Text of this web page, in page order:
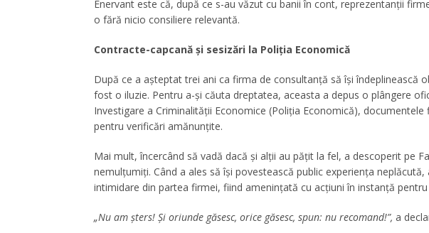
Enervant este că, după ce s-au văzut cu banii în cont, reprezentanții
o fără nicio consiliere relevantă.
Contracte-capcană și sesizări la Poliția Economică
După ce a așteptat trei ani ca firma de consultanță să își îndeplinească
fost o iluzie. Pentru a-și căuta dreptatea, aceasta a depus o plângere
Investigare a Criminalității Economice (Poliția Economică),
pentru verificări amănunțite.
Mai mult, încercând să vadă dacă și alții au pățit la fel, a descoperit pe
nemulțumiți. Când a ales să își povestească public experiența
intimidare din partea firmei, fiind amenințată cu acțiuni în instanță
„Nu am șters! Și oriunde găsesc, orice găsesc, spun: nu recomand!”, a